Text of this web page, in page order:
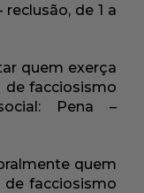
de 1 a
quem exerça
facciosismo
Pena –
quem
facciosismo